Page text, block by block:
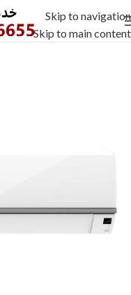
Skip to navigation
Skip to main content